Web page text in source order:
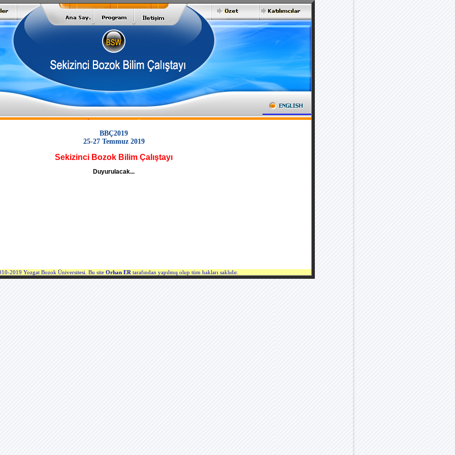
BBÇ2019
25-27 Temmuz 2019
Sekizinci Bozok Bilim Çalıştayı
Duyurulacak...
2019 Yozgat Bozok Üniversitesi. Bu site Orhan ER tarafından yapılmış olup tüm hakları saklıdır.